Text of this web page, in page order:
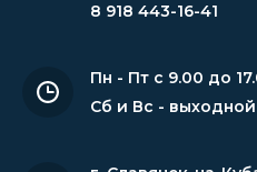
8 918 443-16-41
Пн - Пт с 9.00 до
Сб и Вс - выходной